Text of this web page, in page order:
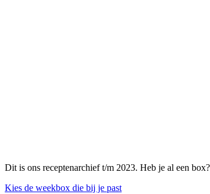
Dit is ons receptenarchief t/m 2023. Heb je al een
Kies de weekbox die bij je past